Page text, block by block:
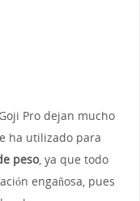
Pro dejan mucho
ha utilizado para
peso, ya que todo
engañosa, pues